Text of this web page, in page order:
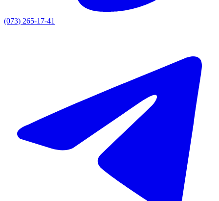
(073) 265-17-41